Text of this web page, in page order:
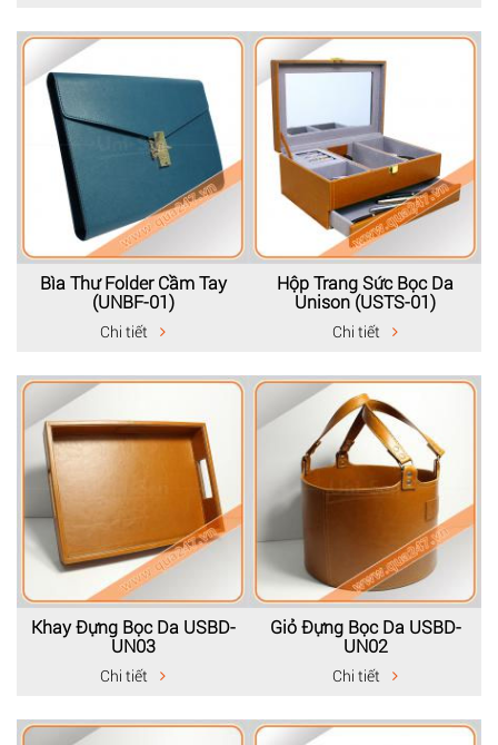
Bìa Thư Folder Cầm Tay
(UNBF-01)
Chi tiết
Hộp Trang Sức Bọc Da
Unison (USTS-01)
Chi tiết
Khay Đựng Bọc Da USBD-
UN03
Chi tiết
Giỏ Đựng Bọc Da USBD-
UN02
Chi tiết